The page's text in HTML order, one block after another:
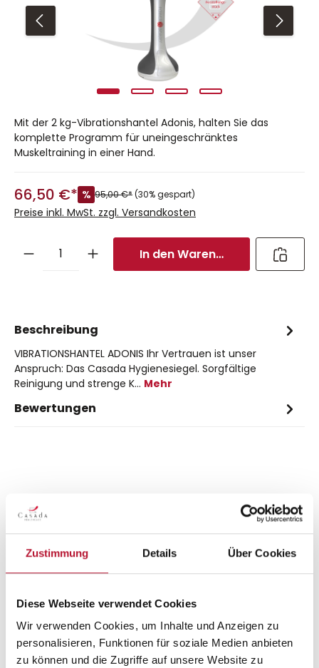
Zustimmung Details Über Cookies
Diese Webseite verwendet Cookies
Wir verwenden Cookies, um Inhalte und Anzeigen zu
personalisieren, Funktionen für soziale Medien anbieten
zu können und die Zugriffe auf unsere Website zu
Mit der 2 kg-Vibrationshantel Adonis, halten Sie das
komplette Programm für uneingeschränktes
Muskeltraining in einer Hand.
66,50 €* % 95,00 €*(30% gespart)
Preise inkl. MwSt. zzgl. Versandkosten
In den Warenkorb
Beschreibung
VIBRATIONSHANTEL ADONIS Ihr Vertrauen ist unser
Anspruch: Das Casada Hygienesiegel. Sorgfältige
Reinigung und strenge K… Mehr
Bewertungen
Produktgalerie überspringen
Up-sells
4.5 von 5 Sternen
Adonis
79,20 €* 99,00 €* (20% gespart)